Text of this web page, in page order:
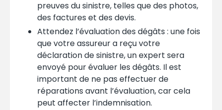
preuves du sinistre, telles que des photos,
des factures et des devis.
Attendez l’évaluation des dégâts : une fois
que votre assureur a reçu votre
déclaration de sinistre, un expert sera
envoyé pour évaluer les dégâts. Il est
important de ne pas effectuer de
réparations avant l’évaluation, car cela
peut affecter l’indemnisation.